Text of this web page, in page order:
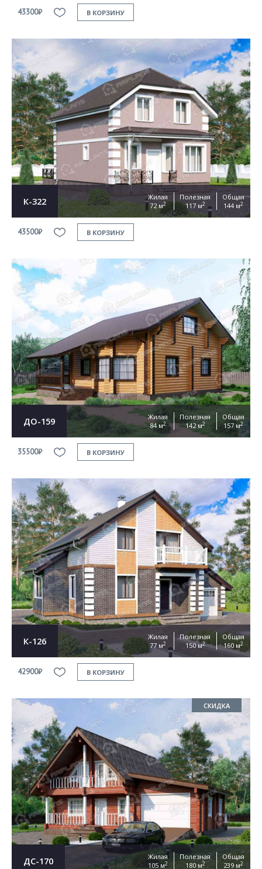
43300₽ В КОРЗИНУ
К-322
Жилая
72 м2
Полезная
117 м2
Общая
144 м2
43500₽ В КОРЗИНУ
ДО-159
Жилая
84 м2
Полезная
142 м2
Общая
157 м2
35500₽ В КОРЗИНУ
К-126
Жилая
77 м2
Полезная
150 м2
Общая
160 м2
42900₽ В КОРЗИНУ
СКИДКА
ДС-170
Жилая
105 м2
Полезная
180 м2
Общая
239 м2